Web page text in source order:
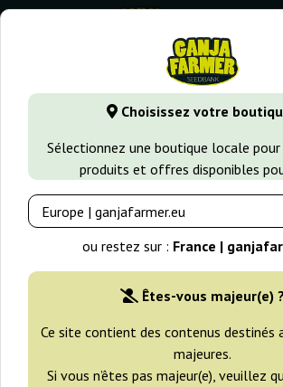
Choisissez votre
Sélectionnez une boutique locale pour
produits et offres disponibles
ou restez sur : France |
Êtes-vous majeur(e) ?
Ce site contient des contenus destinés
majeures.
Si vous n’êtes pas majeur(e), veuillez
GanjaFarmer.fr Variétés de Cannabis
Seeds
-25%